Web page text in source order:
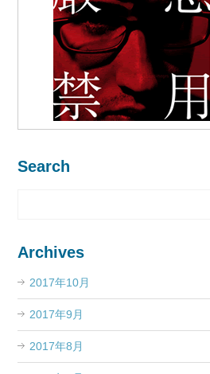
Search
Archives
2017年10月
2017年9月
2017年8月